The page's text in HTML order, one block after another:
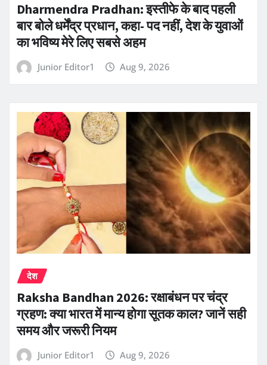
Dharmendra Pradhan: इस्तीफे के बाद पहली
बार बोले धर्मेंद्र प्रधान, कहा- पद नहीं, देश के युवाओं
का भविष्य मेरे लिए सबसे अहम
Junior Editor1 Aug 9, 2026
देश
Raksha Bandhan 2026: रक्षाबंधन पर चंद्र
ग्रहण: क्या भारत में मान्य होगा सूतक काल? जानें सही
समय और जरूरी नियम
Junior Editor1 Aug 9, 2026